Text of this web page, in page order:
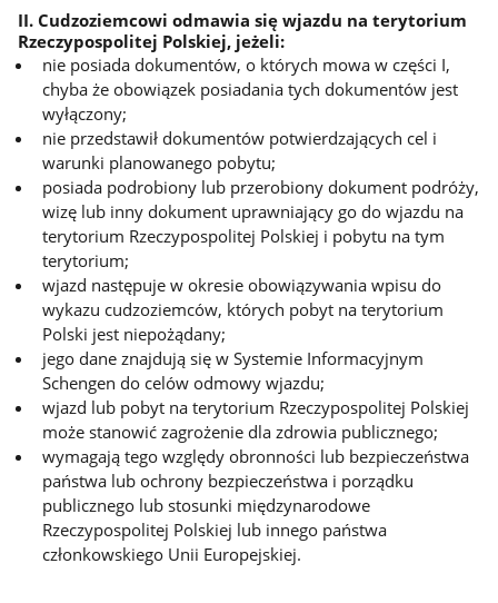
II. Cudzoziemcowiodmawia się wjazdu na terytorium
Rzeczypospolitej Polskiej, jeżeli:
nie posiada dokumentów, o których mowa w części I,
chyba że obowiązek posiadania tych dokumentów jest
wyłączony;
nie przedstawił dokumentów potwierdzających cel i
warunki planowanego pobytu;
posiada podrobiony lub przerobiony dokument podróży,
wizę lub inny dokument uprawniający go do wjazdu na
terytorium Rzeczypospolitej Polskiej i pobytu na tym
terytorium;
wjazd następuje w okresie obowiązywania wpisu do
wykazu cudzoziemców, których pobyt na terytorium
Polski jest niepożądany;
jego dane znajdują się w Systemie Informacyjnym
Schengen do celów odmowy wjazdu;
wjazd lub pobyt na terytorium Rzeczypospolitej Polskiej
może stanowić zagrożenie dla zdrowia publicznego;
wymagają tego względy obronności lub bezpieczeństwa
państwa lub ochrony bezpieczeństwa i porządku
publicznego lub stosunki międzynarodowe
Rzeczypospolitej Polskiej lub innego państwa
członkowskiego Unii Europejskiej.